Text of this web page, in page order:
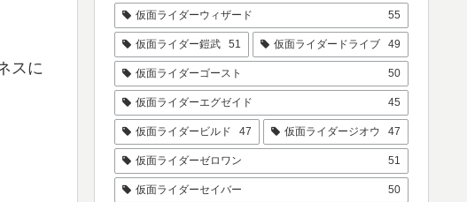
スに
仮面ライダーウィザード 55
仮面ライダー鎧武 51 仮面ライダードライブ 49
仮面ライダーゴースト 50
仮面ライダーエグゼイド 45
仮面ライダービルド 47 仮面ライダージオウ 47
仮面ライダーゼロワン 51
仮面ライダーセイバー 50